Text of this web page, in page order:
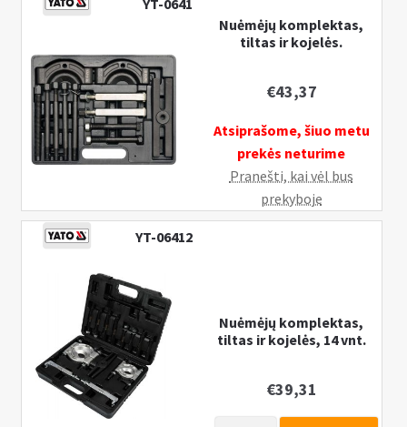
75-
YT-0641
Nuėmėjų komplektas,
tiltas ir kojelės.
€43,37
Atsiprašome, šiuo metu
prekės neturime
Pranešti, kai vėl bus
prekyboje
YT-06412
Nuėmėjų komplektas,
tiltas ir kojelės, 14 vnt.
€39,31